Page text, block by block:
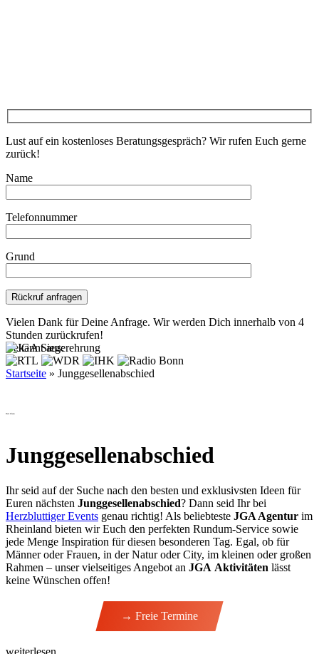
Lust auf ein kostenloses Beratungsgespräch? Wir rufen Euch gerne
zurück!
Name
Telefonnummer
Grund
Vielen Dank für Deine Anfrage. Wir werden Dich innerhalb von 4
Stunden zurückrufen!
Bekannt aus:
Startseite » Junggesellenabschied
JGA Ideen
Junggesellenabschied
Ihr seid auf der Suche nach den besten und exklusivsten Ideen für
Euren nächsten Junggesellenabschied? Dann seid Ihr bei
Herzbluttiger Events genau richtig! Als beliebteste JGA Agentur im
Rheinland bieten wir Euch den perfekten Rundum-Service sowie
jede Menge Inspiration für diesen besonderen Tag. Egal, ob für
Männer oder Frauen, in der Natur oder City, im kleinen oder großen
Rahmen – unser vielseitiges Angebot an JGA Aktivitäten lässt
keine Wünschen offen!
→ Freie Termine
weiterlesen